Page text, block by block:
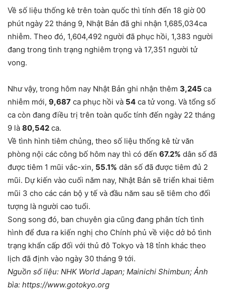
Về số liệu thống kê trên toàn quốc thì tính đến 18 giờ 00
phút ngày 22 tháng 9, Nhật Bản đã ghi nhận 1,685,034ca
nhiễm. Theo đó, 1,604,492 người đã phục hồi, 1,383 người
đang trong tình trạng nghiêm trọng và 17,351 người tử
vong.
Như vậy, trong hôm nay Nhật Bản ghi nhận thêm 3,245 ca
nhiễm mới, 9,687 ca phục hồi và 54 ca tử vong. Và tổng số
ca còn đang điều trị trên toàn quốc tính đến ngày 22 tháng
9 là 80,542 ca.
Về tình hình tiêm chủng, theo số liệu thống kê từ văn
phòng nội các công bố hôm nay thì có đến 67.2% dân số đã
được tiêm 1 mũi vắc-xin, 55.1% dân số đã được tiêm đủ 2
mũi. Dự kiến vào cuối năm nay, Nhật Bản sẽ triển khai tiêm
mũi 3 cho các cán bộ y tế và đầu năm sau sẽ tiêm cho đối
tượng là người cao tuổi.
Song song đó, ban chuyên gia cũng đang phân tích tình
hình để đưa ra kiến nghị cho Chính phủ về việc dở bỏ tình
trạng khẩn cấp đối với thủ đô Tokyo và 18 tỉnh khác theo
lịch đã định vào ngày 30 tháng 9 tới.
Nguồn số liệu: NHK World Japan; Mainichi Shimbun; Ảnh
bìa: https://www.gotokyo.org